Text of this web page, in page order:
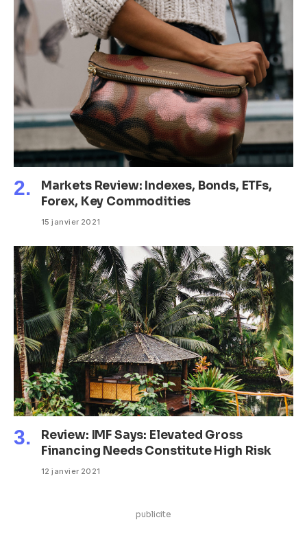
Markets Review: Indexes, Bonds, ETFs,
Forex, Key Commodities
15 janvier 2021
Review: IMF Says: Elevated Gross
Financing Needs Constitute High Risk
12 janvier 2021
publicite